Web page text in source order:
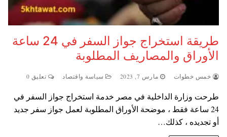
طريقة استخراج جواز السفر في 24 ساعة
الأوراق والمصاريف المطلوبة
خمس خطوات مارس 7, 2023 سياسة واقتصاد تعليق 0
طرحت وزارة الداخلية في مصر خدمة استخراج جواز السفر في
24 ساعة فقط ، موضحة الأوراق المطلوبة لعمل جواز سفر جديد
أو تجديده ، كذلك…